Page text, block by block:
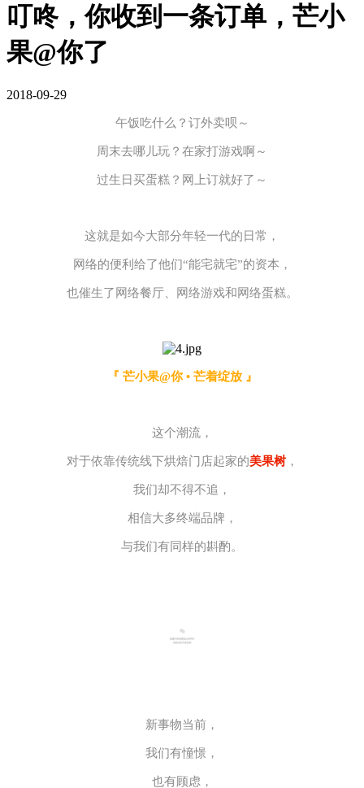
叮咚，你收到一条订单，芒小
果@你了
2018-09-29
午饭吃什么？订外卖呗～
周末去哪儿玩？在家打游戏啊～
过生日买蛋糕？网上订就好了～
这就是如今大部分年轻一代的日常，
网络的便利给了他们“能宅就宅”的资本，
也催生了网络餐厅、网络游戏和网络蛋糕。
『 芒小果@你 • 芒着绽放 』
这个潮流，
对于依靠传统线下烘焙门店起家的美果树，
我们却不得不追 ，
相信大多终端品牌，
与我们有同样的斟酌。
新事物当前，
我们有憧憬，
也有顾虑，